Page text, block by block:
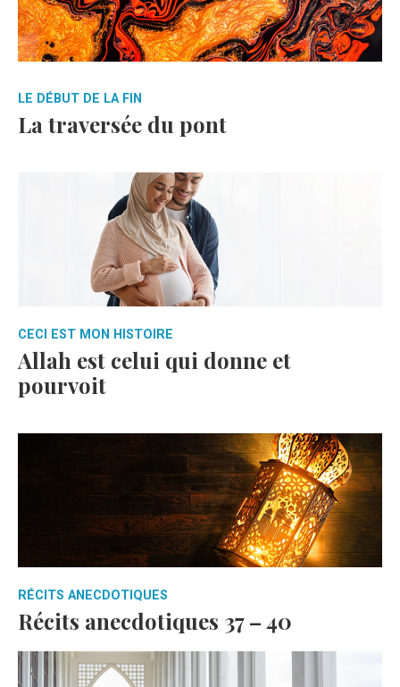
LE DÉBUT DE LA FIN
La traversée du pont
CECI EST MON HISTOIRE
Allah est celui qui donne et
pourvoit
RÉCITS ANECDOTIQUES
Récits anecdotiques 37 – 40